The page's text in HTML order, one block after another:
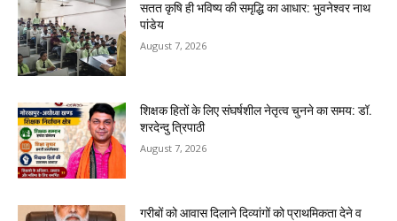
सतत कृषि ही भविष्य की समृद्धि का आधार: भुवनेश्वर नाथ
पांडेय
August 7, 2026
शिक्षक हितों के लिए संघर्षशील नेतृत्व चुनने का समय: डॉ.
शरदेन्दु त्रिपाठी
August 7, 2026
गरीबों को आवास दिलाने दिव्यांगों को प्राथमिकता देने व